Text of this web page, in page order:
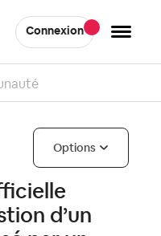
Connexion
Options
d’un